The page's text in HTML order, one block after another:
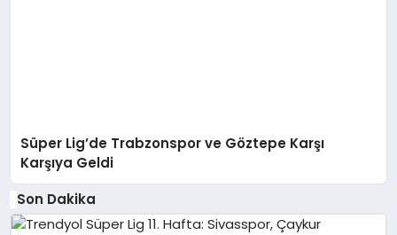
Süper Lig’de Trabzonspor ve Göztepe Karşı
Karşıya Geldi
Son Dakika